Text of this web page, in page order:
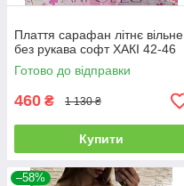
Плаття сарафан літнє вільне
без рукава софт ХАКІ 42-46
Готово до відправки
460 ₴ 1 130 ₴
Купити
–58%